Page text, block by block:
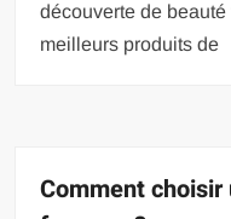
découverte de beauté
meilleurs produits de
Comment